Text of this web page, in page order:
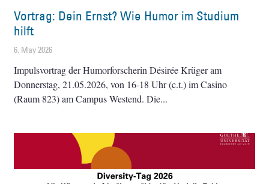
Vortrag: Dein Ernst? Wie Humor im Studium
hilft
6. May 2026
Impulsvortrag der Humorforscherin Désirée Krüger am
Donnerstag, 21.05.2026, von 16-18 Uhr (c.t.) im Casino
(Raum 823) am Campus Westend. Die